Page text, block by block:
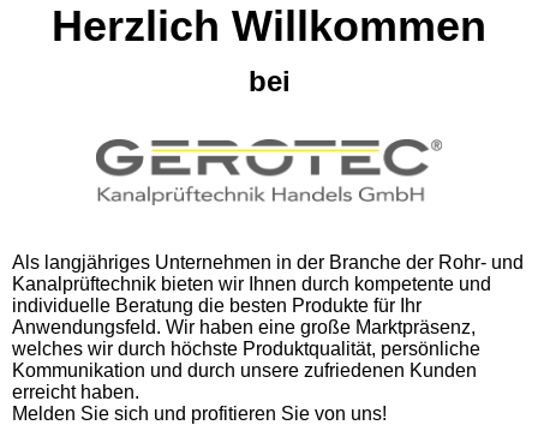
Herzlich Willkommen
bei
Als langjähriges Unternehmen in der Branche der Rohr- und
Kanalprüftechnik bieten wir Ihnen durch kompetente und
individuelle Beratung die besten Produkte für Ihr
Anwendungsfeld. Wir haben eine große Marktpräsenz,
welches wir durch höchste Produktqualität, persönliche
Kommunikation und durch unsere zufriedenen Kunden
erreicht haben.
Melden Sie sich und profitieren Sie von uns!